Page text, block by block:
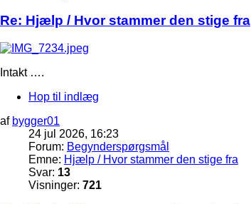
Re: Hjælp / Hvor stammer den stige fra
Intakt ….
Hop til indlæg
af bygger01
24 jul 2026, 16:23
Forum: Begynderspørgsmål
Emne: Hjælp / Hvor stammer den stige fra
Svar: 13
Visninger: 721